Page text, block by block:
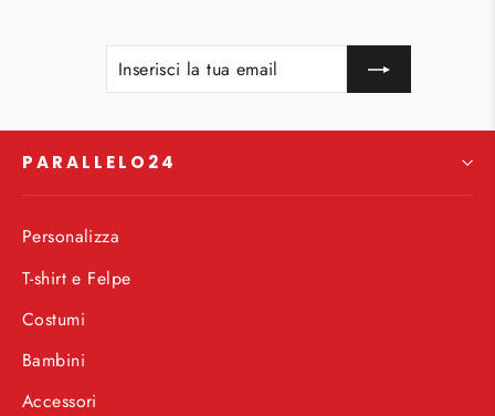
LA
PARALLELO24
Personalizza
T-shirt e Felpe
Costumi
Bambini
Accessori